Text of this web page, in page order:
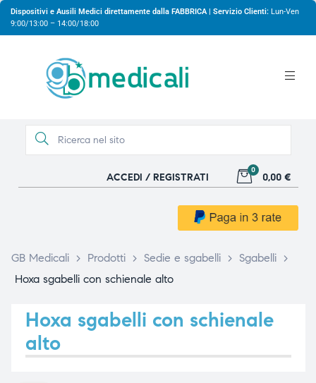
Dispositivi e Ausili Medici direttamente dalla FABBRICA | Servizio Clienti: Lun-Ven
9:00/13:00 – 14:00/18:00
ACCEDI / REGISTRATI
0
0,00 €
GB Medicali > Prodotti > Sedie e sgabelli > Sgabelli
>
Hoxa sgabelli con schienale alto
Hoxa sgabelli con schienale
alto